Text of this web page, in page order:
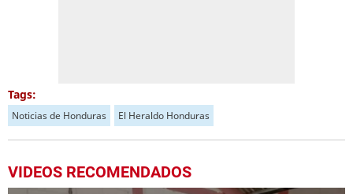
Tags:
Noticias de Honduras El Heraldo Honduras
VIDEOS RECOMENDADOS